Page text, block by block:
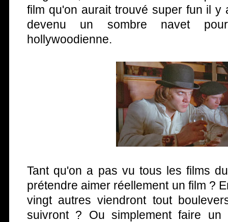
film qu'on aurait trouvé super fun il y
devenu un sombre navet
hollywoodienne.
Tant qu'on a pas vu tous les films
prétendre aimer réellement un film ?
vingt autres viendront tout
suivront ? Ou simplement faire